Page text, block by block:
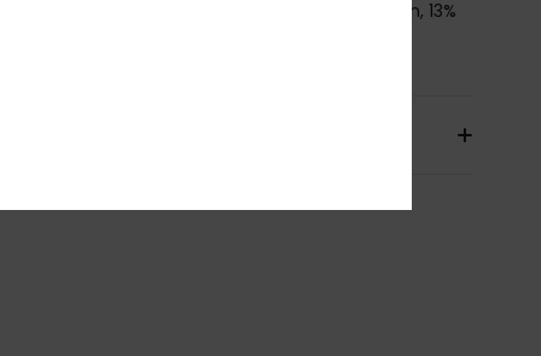
[Hoofdmateriaal] 87% gerecycled nylon, 13%